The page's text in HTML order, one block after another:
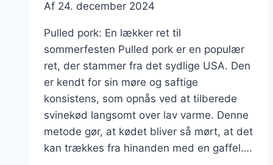
Af 24. december 2024
Pulled pork: En lækker ret til
sommerfesten Pulled pork er en populær
ret, der stammer fra det sydlige USA. Den
er kendt for sin møre og saftige
konsistens, som opnås ved at tilberede
svinekød langsomt over lav varme. Denne
metode gør, at kødet bliver så mørt, at det
kan trækkes fra hinanden med en gaffel….